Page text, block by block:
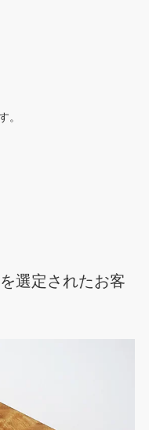
。
選定されたお客